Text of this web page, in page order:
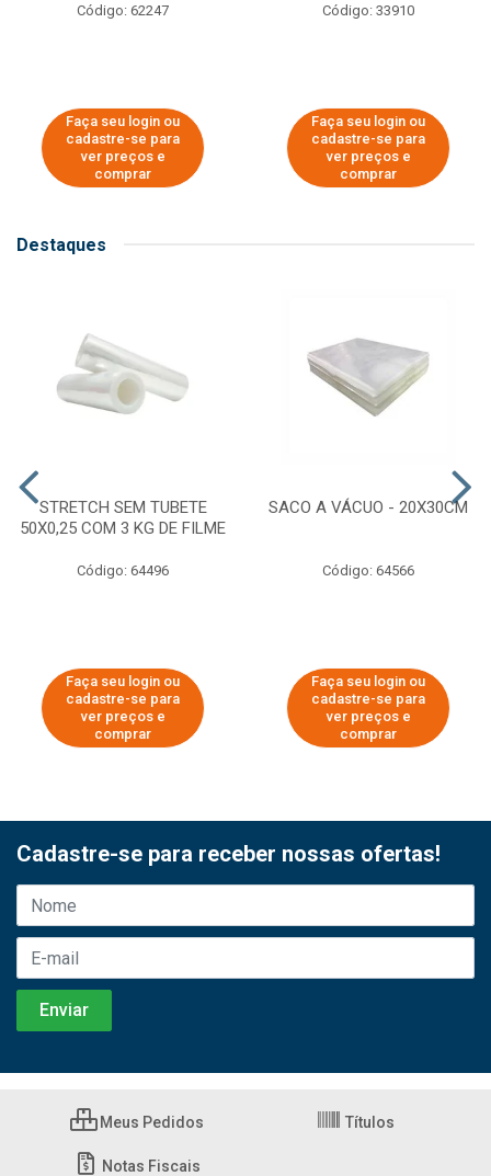
Código: 62247
Faça seu login ou
cadastre-se para
ver preços e
comprar
Código: 33910
Faça seu login ou
cadastre-se para
ver preços e
comprar
Destaques
STRETCH SEM TUBETE
50X0,25 COM 3 KG DE FILME
Código: 64496
Faça seu login ou
cadastre-se para
ver preços e
comprar
SACO A VÁCUO - 20X30CM
Código: 64566
Faça seu login ou
cadastre-se para
ver preços e
comprar
Cadastre-se para receber nossas ofertas!
Meus Pedidos Títulos
Notas Fiscais